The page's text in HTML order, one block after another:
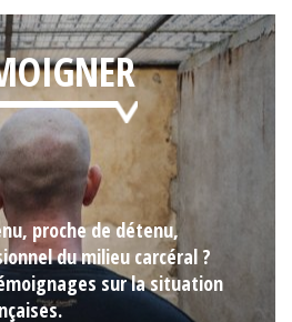
proche de détenu,
du milieu carcéral ?
sur la situation